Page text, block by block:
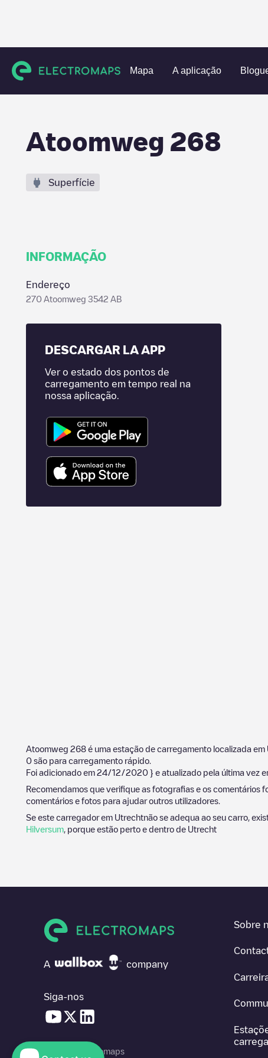
Mapa A aplicação
Charging stations Países Baixos Utrecht Utrecht
Atoomweg 268
Superfície
INFORMAÇÃO
Endereço
270 Atoomweg 3542 AB
DESCARGAR LA APP
Ver o estado dos pontos de
carregamento em tempo real na
nossa aplicação.
Atoomweg 268 é uma estação de carregamento localizada em
0 são para carregamento rápido.
Foi adicionado em 24/12/2020 } e atualizado pela última vez
Recomendamos que verifique as fotografias e os comentários
comentários e fotos para ajudar outros utilizadores.
Se este carregador em Utrechtnão se adequa ao seu carro,
Hilversum , porque estão perto e dentro de Utrecht
A company
Siga-nos
© 2026 Electromaps
Sobre